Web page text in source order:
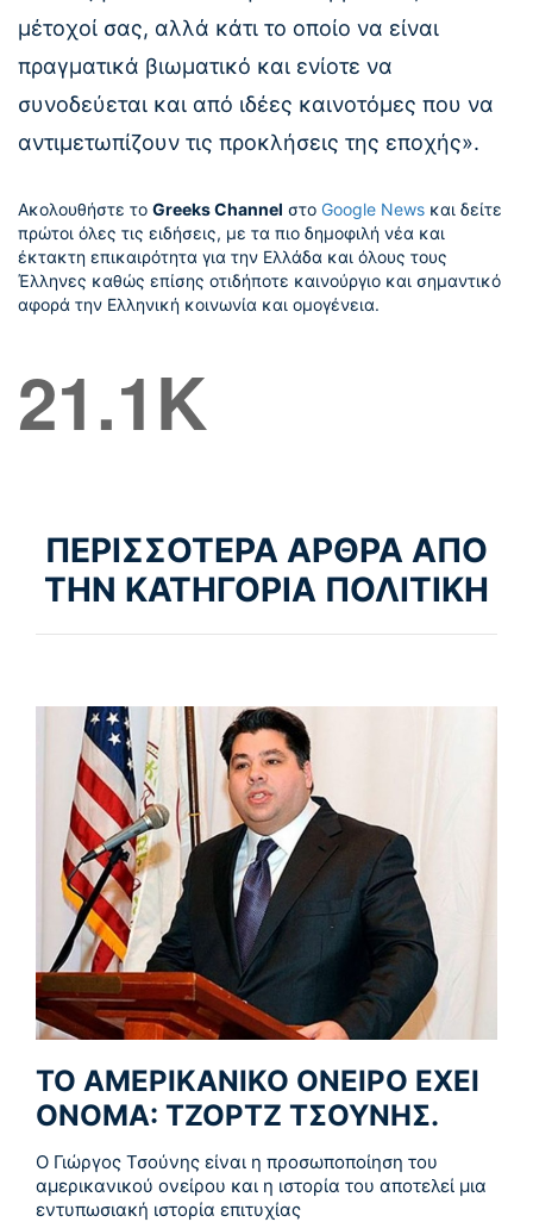
μέτοχοί σας, αλλά κάτι το οποίο να είναι
πραγματικά βιωματικό και ενίοτε να
συνοδεύεται και από ιδέες καινοτόμες που να
αντιμετωπίζουν τις προκλήσεις της εποχής».
Ακολουθήστε το Greeks Channel στο Google News και δείτε
πρώτοι όλες τις ειδήσεις, με τα πιο δημοφιλή νέα και
έκτακτη επικαιρότητα για την Ελλάδα και όλους τους
Έλληνες καθώς επίσης οτιδήποτε καινούργιο και σημαντικό
αφορά την Ελληνική κοινωνία και ομογένεια.
21.1K
ΠΕΡΙΣΣΟΤΕΡΑ ΑΡΘΡΑ ΑΠΟ
ΤΗΝ ΚΑΤΗΓΟΡΙΑ ΠΟΛΙΤΙΚΗ
ΤΟ ΑΜΕΡΙΚΑΝΙΚΟ ΟΝΕΙΡΟ ΕΧΕΙ
ΟΝΟΜΑ: ΤΖΟΡΤΖ ΤΣΟΥΝΗΣ.
Ο Γιώργος Τσούνης είναι η προσωποποίηση του
αμερικανικού ονείρου και η ιστορία του αποτελεί μια
εντυπωσιακή ιστορία επιτυχίας